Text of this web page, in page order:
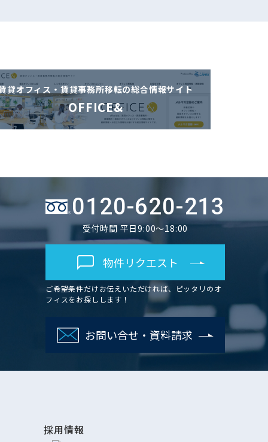
貸オフィス・賃貸事務所移転の総合情報サイト
OFFICE&
0120-620-213
受付時間 平日9:00～18:00
物件リクエスト
ご希望条件だけお伝えいただければ、ピッタリのオ
フィスをお探しします！
お問い合せ・資料請求
採用情報